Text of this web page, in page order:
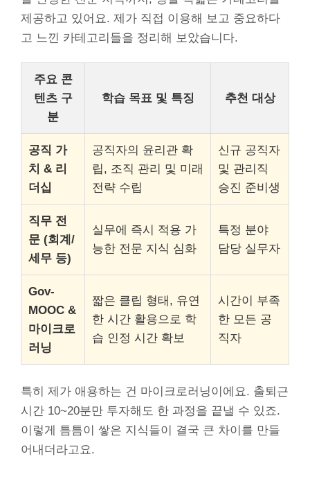
제공하고 있어요. 제가 직접 이용해 보고 중요하다
고 느낀 카테고리들을 정리해 보았습니다.
주요 콘
텐츠 구
분
학습 목표 및 특징 추천 대상
공직 가
치 & 리
더십
공직자의 윤리관 확
립, 조직 관리 및 미래
전략 수립
신규 공직자
및 관리직
승진 준비생
직무 전
문 (회계/
세무 등)
실무에 즉시 적용 가
능한 전문 지식 심화
특정 분야
담당 실무자
Gov-
MOOC &
마이크로
러닝
짧은 클립 형태, 유연
한 시간 활용으로 학
습 인정 시간 확보
시간이 부족
한 모든 공
직자
특히 제가 애용하는 건 마이크로러닝이에요. 출퇴근
시간 10~20분만 투자해도 한 과정을 끝낼 수 있죠.
이렇게 틈틈이 쌓은 지식들이 결국 큰 차이를 만들
어내더라고요.